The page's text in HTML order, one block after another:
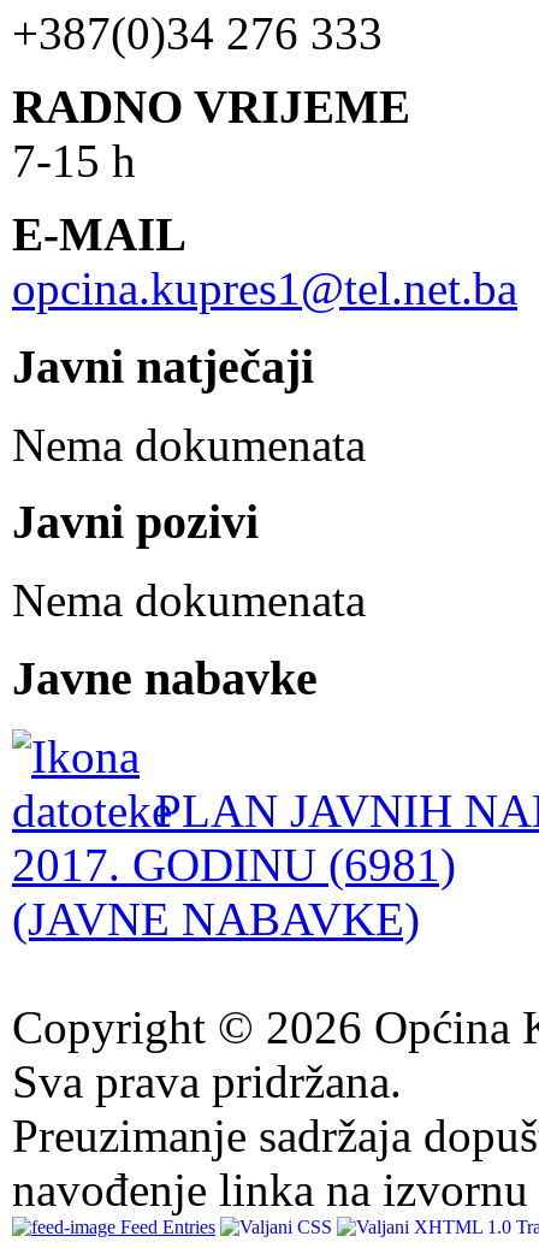
+387(0)34 276 333
RADNO VRIJEME
7-15 h
E-MAIL
opcina.kupres1@tel.net.ba
Javni natječaji
Nema dokumenata
Javni pozivi
Nema dokumenata
Javne nabavke
PLAN JAVNIH
2017. GODINU (6981)
(JAVNE NABAVKE)
Copyright © 2026 Općina
Sva prava pridržana.
Preuzimanje sadržaja
navođenje linka na izvornu
Feed Entries